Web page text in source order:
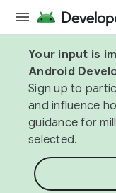
Your input is
Android
Sign up to
and influence
guidance for
selected.